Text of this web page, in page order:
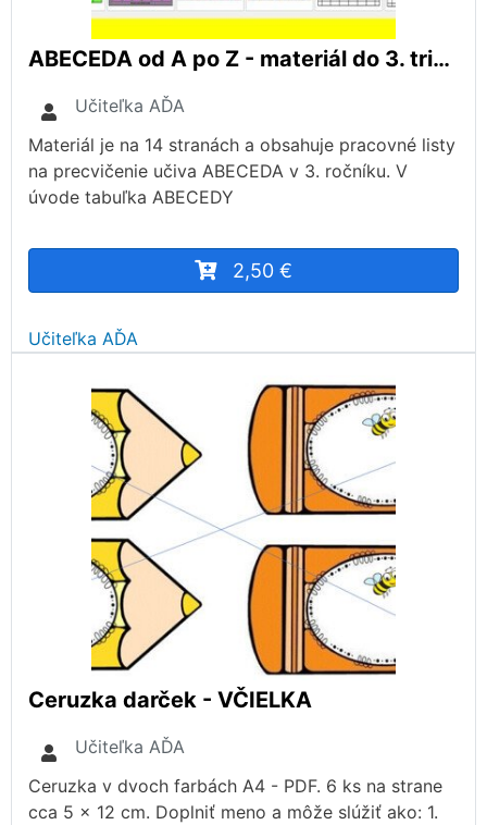
ABECEDA od A po Z - materiál do 3. triedy
Učiteľka AĎA
Materiál je na 14 stranách a obsahuje pracovné listy
na precvičenie učiva ABECEDA v 3. ročníku. V
úvode tabuľka ABECEDY
2,50 €
Učiteľka AĎA
Ceruzka darček - VČIELKA
Učiteľka AĎA
Ceruzka v dvoch farbách A4 - PDF. 6 ks na strane
cca 5 x 12 cm. Doplniť meno a môže slúžiť ako: 1.